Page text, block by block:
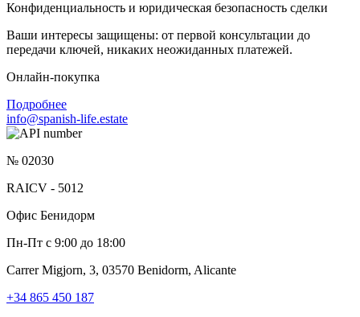
Конфиденциальность и юридическая безопасность сделки
Ваши интересы защищены: от первой консультации до
передачи ключей, никаких неожиданных платежей.
Онлайн-покупка
Подробнее
info@spanish-life.estate
№ 02030
RAICV - 5012
Офис Бенидорм
Пн-Пт с 9:00 до 18:00
Carrer Migjorn, 3, 03570 Benidorm, Alicante
+34 865 450 187